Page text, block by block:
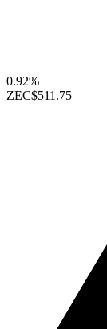
0.92%
ZEC$511.75